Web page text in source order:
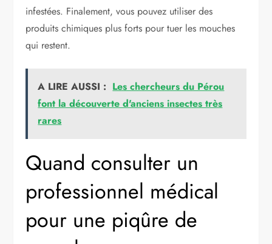
infestées. Finalement, vous pouvez utiliser des
produits chimiques plus forts pour tuer les mouches
qui restent.
A LIRE AUSSI : Les chercheurs du Pérou
font la découverte d'anciens insectes très
rares
Quand consulter un
professionnel médical
pour une piqûre de